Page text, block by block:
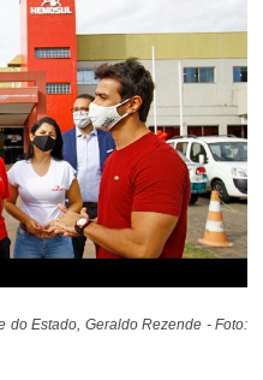
do Estado, Geraldo Rezende - Foto: